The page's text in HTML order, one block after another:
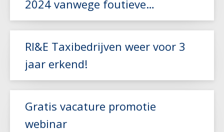
2024 vanwege foutieve
berekening
RI&E Taxibedrijven weer voor 3
jaar erkend!
Gratis vacature promotie
webinar